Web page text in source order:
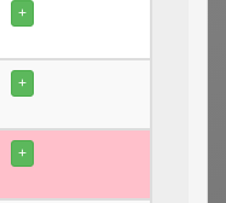
+
+
+